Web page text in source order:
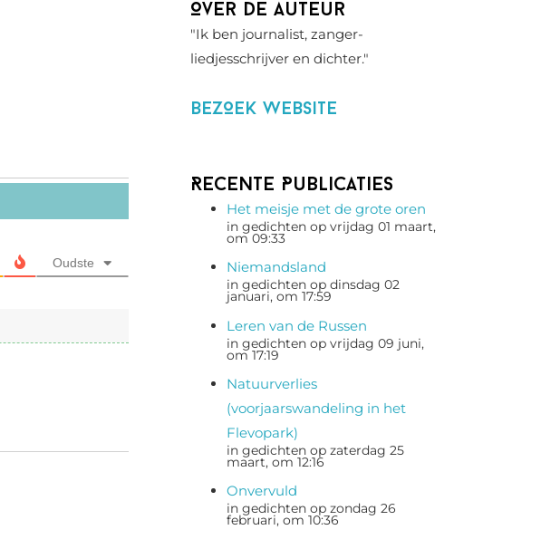
Oudste
Over de auteur
"Ik ben journalist, zanger-
liedjesschrijver en dichter."
BezOek website
Recente Publicaties
Het meisje met de grote oren
in gedichten op vrijdag 01 maart,
om 09:33
Niemandsland
in gedichten op dinsdag 02
januari, om 17:59
Leren van de Russen
in gedichten op vrijdag 09 juni,
om 17:19
Natuurverlies
(voorjaarswandeling in het
Flevopark)
in gedichten op zaterdag 25
maart, om 12:16
Onvervuld
in gedichten op zondag 26
februari, om 10:36